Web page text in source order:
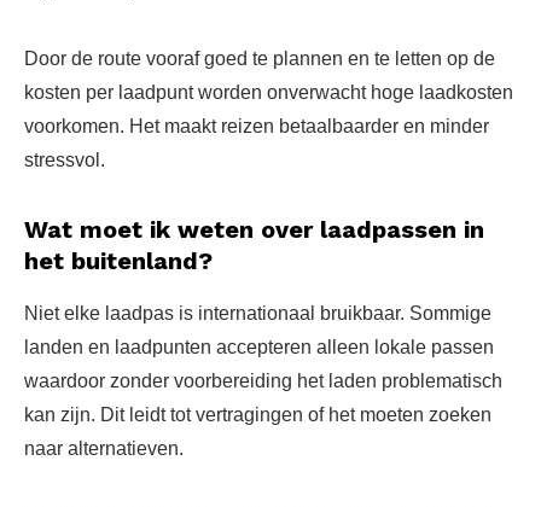
Door de route vooraf goed te plannen en te letten op de
kosten per laadpunt worden onverwacht hoge laadkosten
voorkomen. Het maakt reizen betaalbaarder en minder
stressvol.
Wat moet ik weten over laadpassen in
het buitenland?
Niet elke laadpas is internationaal bruikbaar. Sommige
landen en laadpunten accepteren alleen lokale passen
waardoor zonder voorbereiding het laden problematisch
kan zijn. Dit leidt tot vertragingen of het moeten zoeken
naar alternatieven.